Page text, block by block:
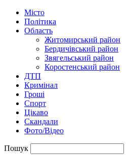
Місто
Політика
Область
Житомирський район
Бердичівський район
Звягельський район
Коростенський район
ДТП
Кримінал
Гроші
Спорт
Цікаво
Скандали
Фото/Відео
Пошук